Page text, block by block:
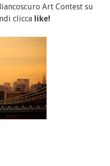
Art Contest su
clicca like!